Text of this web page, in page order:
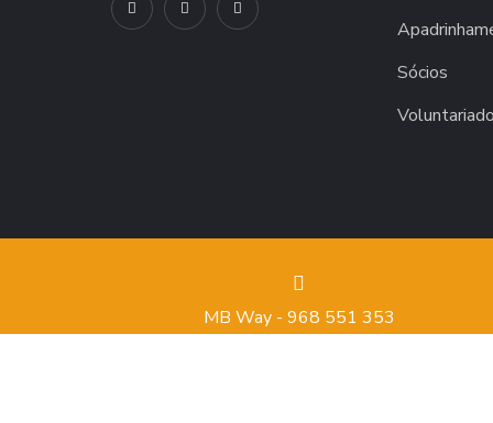
Sócios
Voluntariado
MB Way - 968 551 353